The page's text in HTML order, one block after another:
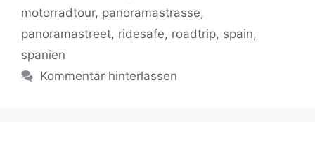
motorradtour, panoramastrasse,
panoramastreet, ridesafe, roadtrip, spain,
spanien
Kommentar hinterlassen